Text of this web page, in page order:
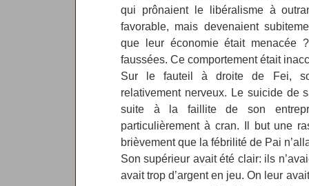
qui prônaient le libéralisme à
favorable, mais devenaient
que leur économie était menacée
faussées. Ce comportement était
Sur le fauteil à droite de Fei,
relativement nerveux. Le suicide de
suite à la faillite de son
particulièrement à cran. Il but une
brièvement que la fébrilité de Pai
Son supérieur avait été clair: ils
avait trop d’argent en jeu. On leur